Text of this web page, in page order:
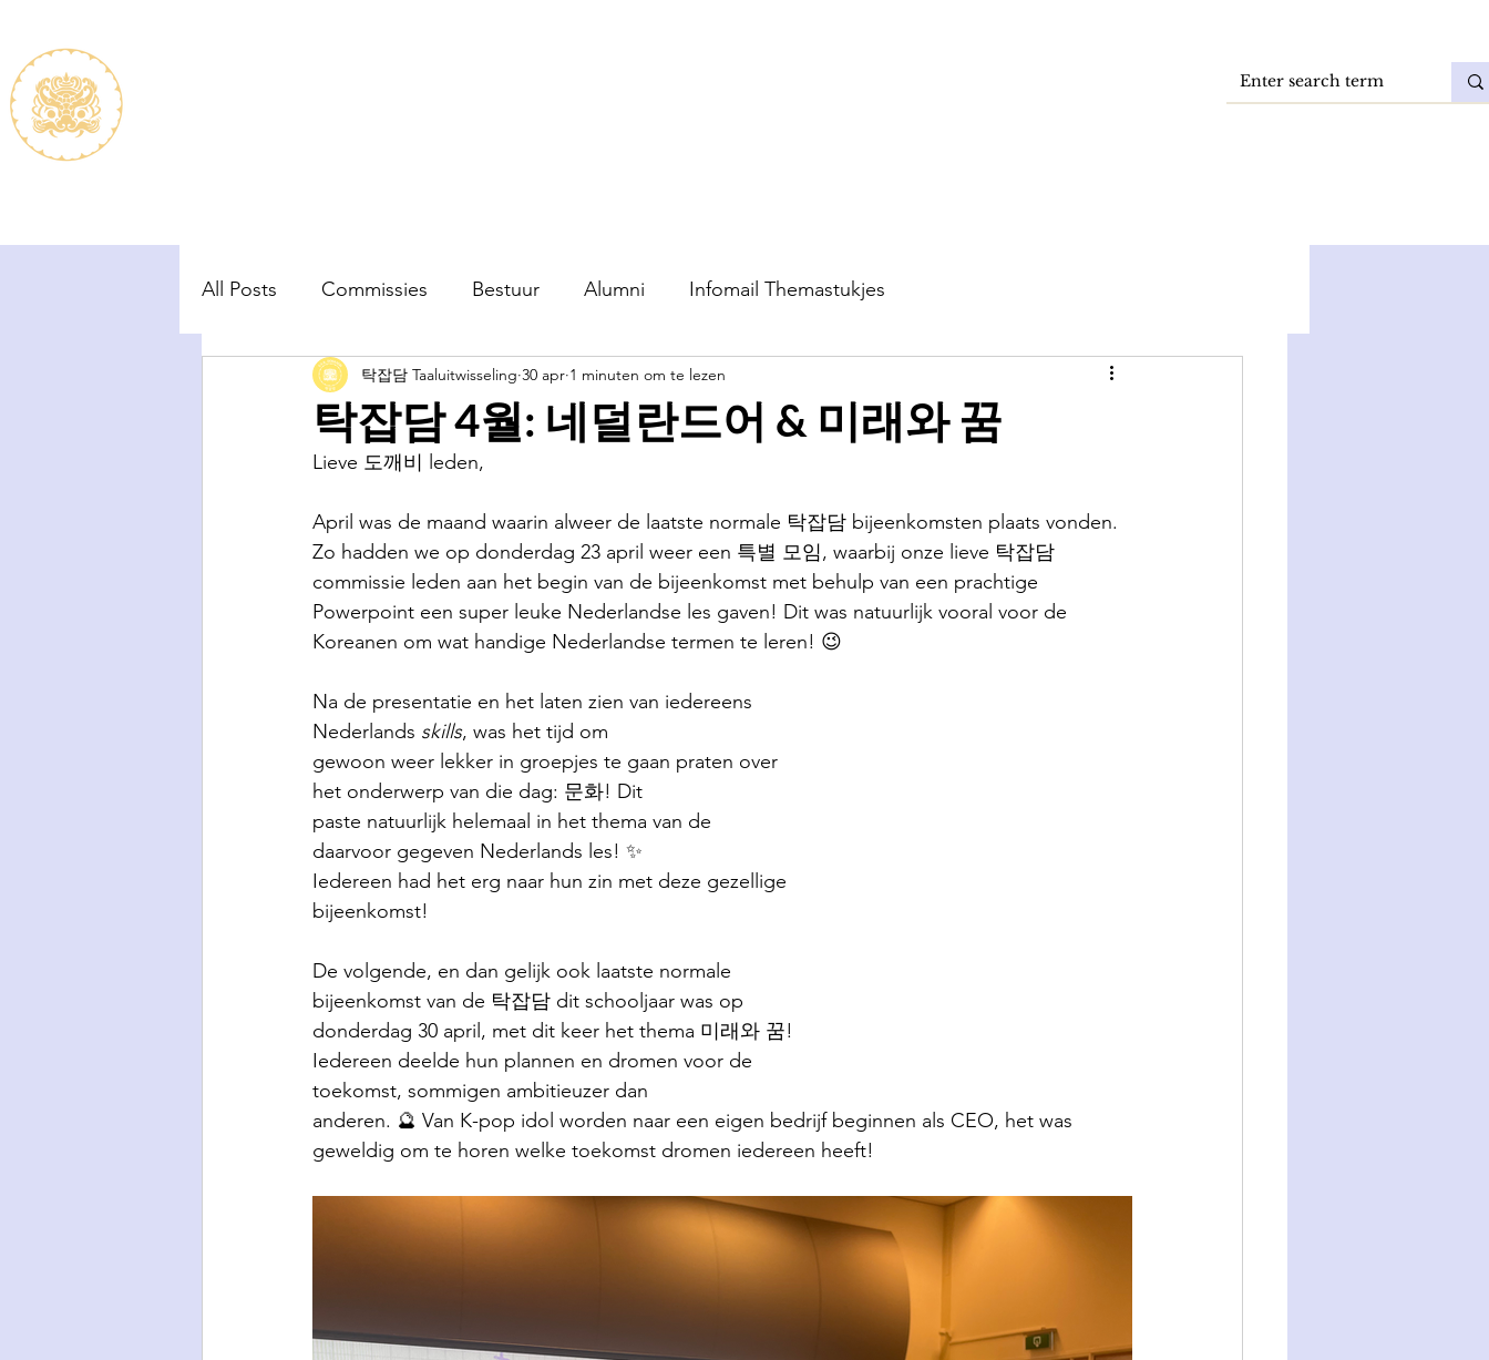
All Posts Commissies Bestuur Alumni Infomail Themastukjes
탁잡담 4월: 네덜란드어 & 미래와 꿈
탁잡담 Taaluitwisseling 30 apr 1 minuten om te lezen
Lieve 도깨비 leden,
April was de maand waarin alweer de laatste normale 탁잡담 bijeenkomsten plaats vonden.
Zo hadden we op donderdag 23 april weer een 특별 모임, waarbij onze lieve 탁잡담
commissie leden aan het begin van de bijeenkomst met behulp van een prachtige
Powerpoint een super leuke Nederlandse les gaven! Dit was natuurlijk vooral voor de
Koreanen om wat handige Nederlandse termen te leren! 😉
Na de presentatie en het laten zien van iedereens
Nederlands skills, was het tijd om
gewoon weer lekker in groepjes te gaan praten over
het onderwerp van die dag: 문화! Dit
paste natuurlijk helemaal in het thema van de
daarvoor gegeven Nederlands les! ✨️
Iedereen had het erg naar hun zin met deze gezellige
bijeenkomst!
De volgende, en dan gelijk ook laatste normale
bijeenkomst van de 탁잡담 dit schooljaar was op
donderdag 30 april, met dit keer het thema 미래와 꿈!
Iedereen deelde hun plannen en dromen voor de
toekomst, sommigen ambitieuzer dan
anderen. 🔮 Van K-pop idol worden naar een eigen bedrijf beginnen als CEO, het was
geweldig om te horen welke toekomst dromen iedereen heeft! ‍